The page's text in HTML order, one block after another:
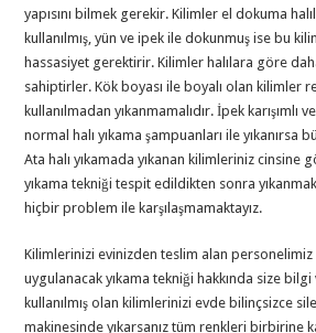
yapısını bilmek gerekir. Kilimler el dokuma
kullanılmış, yün ve ipek ile dokunmuş ise bu
hassasiyet gerektirir. Kilimler halılara göre
sahiptirler. Kök boyası ile boyalı olan kilimler
kullanılmadan yıkanmamalıdır. İpek karışımlı
normal halı yıkama şampuanları ile yıkanırsa
Ata halı yıkamada yıkanan kilimleriniz cinsine
yıkama tekniği tespit edildikten sonra
hiçbir problem ile karşılaşmamaktayız.
Kilimlerinizi evinizden teslim alan
uygulanacak yıkama tekniği hakkında size
kullanılmış olan kilimlerinizi evde bilinçsizce
makinesinde yıkarsanız tüm renkleri birbirine